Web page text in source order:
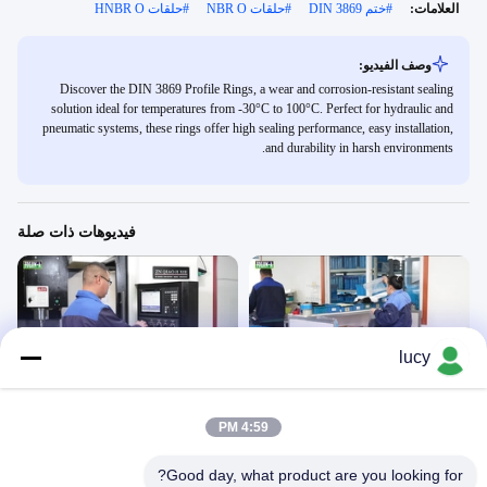
العلامات: #ختم DIN 3869 #حلقات NBR O #حلقات HNBR O
وصف الفيديو:
Discover the DIN 3869 Profile Rings, a wear and corrosion-resistant sealing
solution ideal for temperatures from -30°C to 100°C. Perfect for hydraulic and
pneumatic systems, these rings offer high sealing performance, easy installation,
and durability in harsh environments.
فيديوهات ذات صلة
00:11
فيديو - صناعة العمل
June 04, 2024
lucy
4:59 PM
Good day, what product are you looking for?